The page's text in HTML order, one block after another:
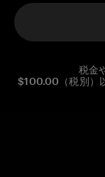
税金
$100.00（税別）